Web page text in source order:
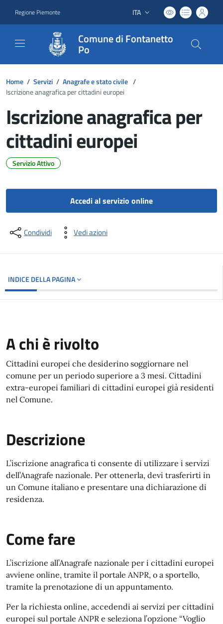
Regione Piemonte Lingua attiva:
ITA
Comune di Fontanetto
Po
Home / Servizi / Anagrafe e stato civile /
Iscrizione anagrafica per cittadini europei
Iscrizione anagrafica per
cittadini europei
Servizio Attivo
Accedi al servizio online
Condividi Vedi azioni
INDICE DELLA PAGINA
A chi è rivolto
Cittadini europei che desiderino soggiornare nel
comune per un periodo superiore a 3 mesi. Cittadini
extra-europei familiari di cittadini europei già residenti
nel Comune.
Descrizione
L’iscrizione anagrafica ti consente di utilizzare i servizi
dell’Anagrafe nazionale. Per ottenerla, devi trasferirti in
un Comune italiano e presentare una dichiarazione di
residenza.
Come fare
L’iscrizione all’Anagrafe nazionale per i cittadini europei
avviene online, tramite il portale ANPR, o a sportello,
tramite la prenotazione di un appuntamento.
Per la richiesta online, accedendi ai servizi per cittadini
europei sul portale ANPR e seleziona l’opzione “Voglio